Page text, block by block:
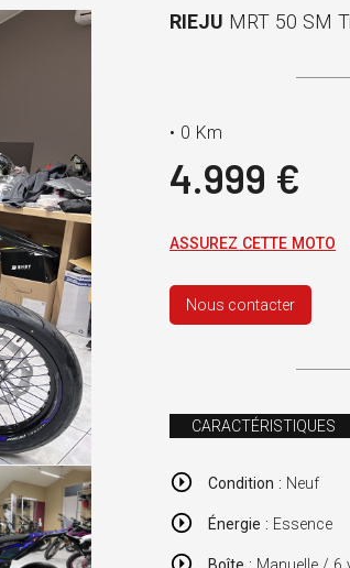
RIEJU MRT 50 SM
• 0 Km
4.999 €
ASSUREZ CETTE MOTO
Nous contacter
CARACTÉRISTIQUES
Condition : Neuf
Énergie : Essence